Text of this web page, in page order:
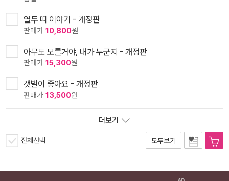
열두 띠 이야기 - 개정판
판매가 10,800원
아무도 모를거야, 내가 누군지 - 개정판
판매가 15,300원
갯벌이 좋아요 - 개정판
판매가 13,500원
더보기
전체선택 모두보기